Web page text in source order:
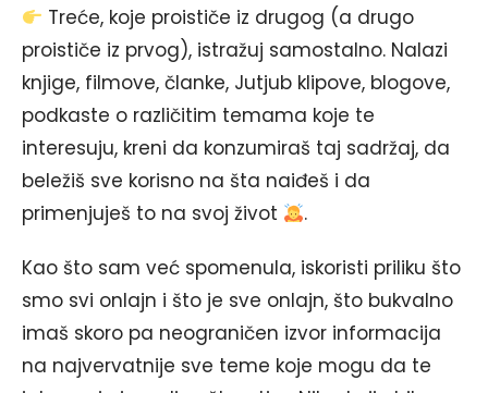
Treće, koje proističe iz drugog (a drugo
proističe iz prvog), istražuj samostalno. Nalazi
knjige, filmove, članke, Jutjub klipove, blogove,
podkaste o različitim temama koje te
interesuju, kreni da konzumiraš taj sadržaj, da
beležiš sve korisno na šta naiđeš i da
primenjuješ to na svoj život
.
Kao što sam već spomenula, iskoristi priliku što
smo svi onlajn i što je sve onlajn, što bukvalno
imaš skoro pa neograničen izvor informacija
na najvervatnije sve teme koje mogu da te